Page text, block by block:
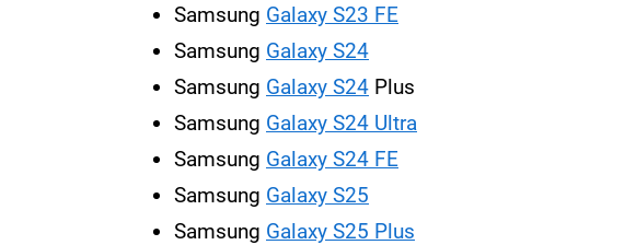
Samsung Galaxy S23 FE
Samsung Galaxy S24
Samsung Galaxy S24 Plus
Samsung Galaxy S24 Ultra
Samsung Galaxy S24 FE
Samsung Galaxy S25
Samsung Galaxy S25 Plus